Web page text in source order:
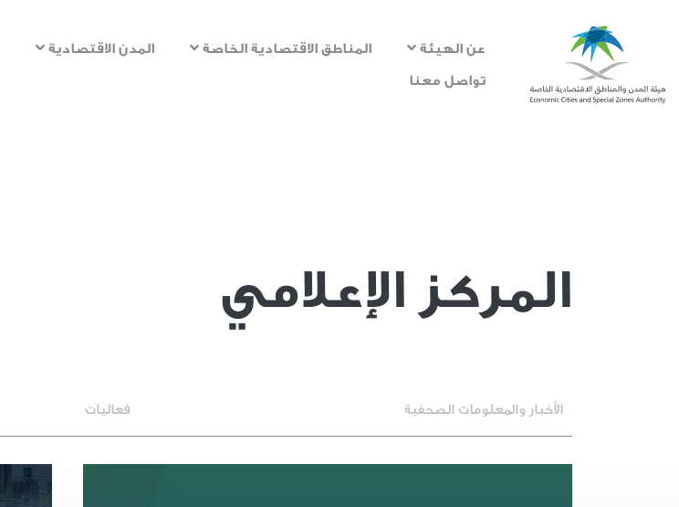
المحتوى
عن الهيئة المناطق الاقتصادية الخاصة المدن الاقتصادية
تواصل معنا
المركز الإعلامي
Media center
الأخبار والمعلومات الصحفية فعاليات